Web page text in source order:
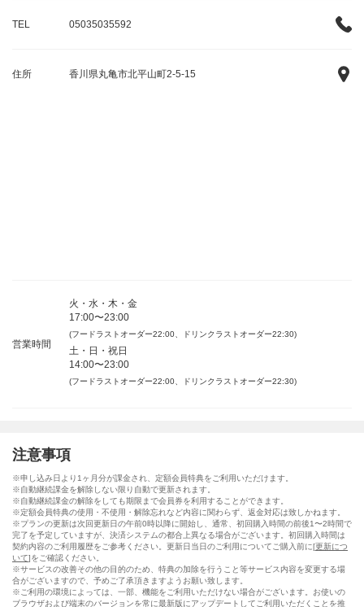
TEL 05035035592
住所 香川県丸亀市北平山町2-5-15
営業時間
火・水・木・金
17:00〜23:00
(フードラストオーダー22:00、ドリンクラストオーダー22:30)
土・日・祝日
14:00〜23:00
(フードラストオーダー22:00、ドリンクラストオーダー22:30)
注意事項
※申し込み日より1ヶ月分が課金され、定額会員特典をご利用いただけます。
※自動継続課金を解除しない限り自動で更新されます。
※自動継続課金の解除をしても期限まで会員券を利用することができます。
※定額会員特典の使用・不使用・解除忘れなど内容に関わらず、返金対応は致しかねます。
※プランの更新は次回更新日の午前0時以降に開始し、通常、初回購入時間の前後1〜2時間で
完了を予定していますが、決済システムの都合上異なる場合がございます。初回購入時間は
契約内容のご利用履歴をご参考ください。更新日当日のご利用についてご購入前に[更新につ
いて]をご確認ください。
※サービスの改善その他の目的のため、特典の加除を行うこと等サービス内容を変更する場
合がございますので、予めご了承頂きますようお願い致します。
※ご利用の環境によっては、一部、機能をご利用いただけない場合がございます。お使いの
ブラウザおよび端末のバージョンを常に最新版にアップデートしてご利用いただくことを推